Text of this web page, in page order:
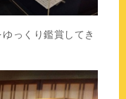
っくり鑑賞してき